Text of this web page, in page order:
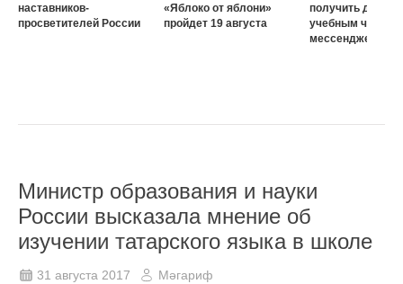
наставников-
просветителей России
«Яблоко от яблони»
пройдет 19 августа
получить доступ
учебным чатам
мессенджер MAX
Министр образования и науки
России высказала мнение об
изучении татарского языка в школе
31 августа 2017 Мәгариф